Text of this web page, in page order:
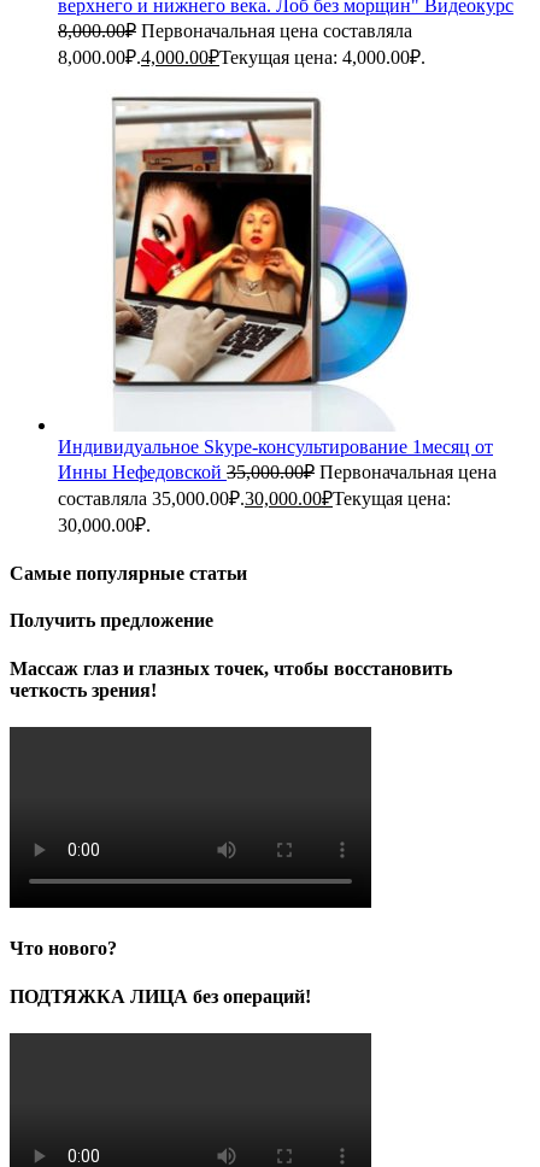
верхнего и нижнего века. Лоб без морщин" Видеокурс
8,000.00₽ Первоначальная цена составляла
8,000.00₽.4,000.00₽Текущая цена: 4,000.00₽.
Индивидуальное Skype-консультирование 1месяц от
Инны Нефедовской 35,000.00₽ Первоначальная цена
составляла 35,000.00₽.30,000.00₽Текущая цена:
30,000.00₽.
Самые популярные статьи
Получить предложение
Массаж глаз и глазных точек, чтобы восстановить
четкость зрения!
Что нового?
ПОДТЯЖКА ЛИЦА без операций!